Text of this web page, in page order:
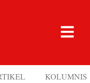
KOLUMNIS